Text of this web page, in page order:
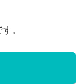
。